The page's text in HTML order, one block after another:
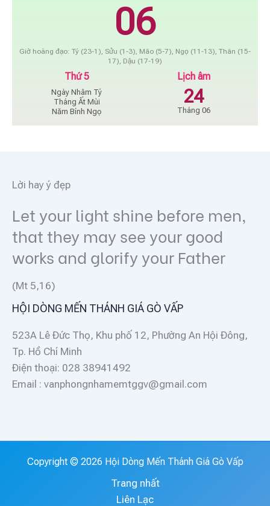
06
Giờ hoàng đạo: Tý (23-1), Sửu (1-3), Mão (5-7), Ngọ (11-13), Thân (15-
17), Dậu (17-19)
Thứ 5
Ngày Nhâm Tý
Tháng Ất Mùi
Năm Bính Ngọ
Lịch âm
24
Tháng 06
Lời hay ý đẹp
Let your light shine before men,
that they may see your good
works and glorify your Father
(Mt 5,16)
HỘI DÒNG MẾN THÁNH GIÁ GÒ VẤP
523A Lê Đức Thọ, Khu phố 12, Phường An Hội Đông,
Tp. Hồ Chí Minh
Điện thoại: 028 38941492
Email : vanphongnhamemtggv@gmail.com
Copyright © 2026 Hội Dòng Mến Thánh Giá Gò Vấp
Trang nhất
Liên Lạc